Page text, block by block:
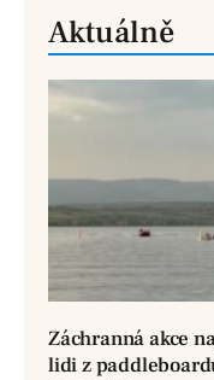
Aktuálně
Záchranná akce
lidi z